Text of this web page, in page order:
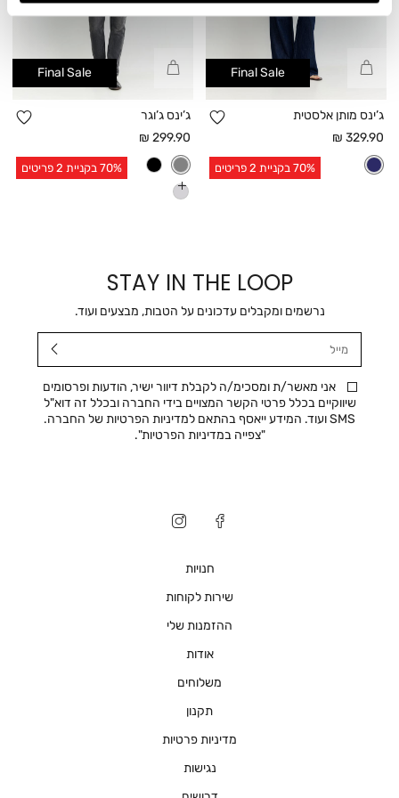
Final Sale
קנייה
מהירה
ג’ינס מותן אלסטית
הוספה
למועדפים
מחיר
אחרי
הנחה
329.90 ₪
70% בקניית 2 פריטים
Final Sale
קנייה
מהירה
ג’ינס ג’וגר
מחיר
אחרי
הנחה
299.90 ₪
עוד
70% בקניית 2 פריטים
STAY IN THE LOOP
נרשמים ומקבלים עדכונים על הטבות, מבצעים ועוד.
אני מאשר/ת ומסכימ/ה לקבלת דיוור ישיר, הודעות ופרסומים
שיווקיים בכלל פרטי הקשר המצויים בידי החברה ובכלל זה דוא"ל
SMS ועוד. המידע ייאסף בהתאם למדיניות הפרטיות של החברה.
"צפייה במדיניות הפרטיות".
חנויות
שירות לקוחות
ההזמנות שלי
אודות
משלוחים
תקנון
מדיניות פרטיות
נגישות